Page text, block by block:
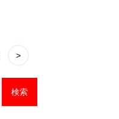
>